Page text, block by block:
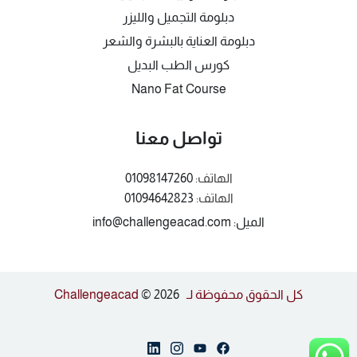
دبلومة التجميل والليزر
دبلومة العناية بالبشرة والشعر
كورس الطب البديل
Nano Fat Course
تواصل معنا
الهاتف:01098147260
الهاتف: 01094642823
الميل: info@challengeacad.com
كل الحقوق محفوظة لـ Challengeacad © 2026